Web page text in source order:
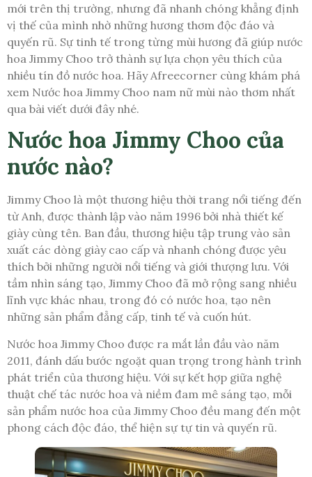
mới trên thị trường, nhưng đã nhanh chóng khẳng định
vị thế của mình nhờ những hương thơm độc đáo và
quyến rũ. Sự tinh tế trong từng mùi hương đã giúp nước
hoa Jimmy Choo trở thành sự lựa chọn yêu thích của
nhiều tín đồ nước hoa. Hãy Afreecorner cùng khám phá
xem Nước hoa Jimmy Choo nam nữ mùi nào thơm nhất
qua bài viết dưới đây nhé.
Nước hoa Jimmy Choo của
nước nào?
Jimmy Choo là một thương hiệu thời trang nổi tiếng đến
từ Anh, được thành lập vào năm 1996 bởi nhà thiết kế
giày cùng tên. Ban đầu, thương hiệu tập trung vào sản
xuất các dòng giày cao cấp và nhanh chóng được yêu
thích bởi những người nổi tiếng và giới thượng lưu. Với
tầm nhìn sáng tạo, Jimmy Choo đã mở rộng sang nhiều
lĩnh vực khác nhau, trong đó có nước hoa, tạo nên
những sản phẩm đẳng cấp, tinh tế và cuốn hút.
Nước hoa Jimmy Choo được ra mắt lần đầu vào năm
2011, đánh dấu bước ngoặt quan trọng trong hành trình
phát triển của thương hiệu. Với sự kết hợp giữa nghệ
thuật chế tác nước hoa và niềm đam mê sáng tạo, mỗi
sản phẩm nước hoa của Jimmy Choo đều mang đến một
phong cách độc đáo, thể hiện sự tự tin và quyến rũ.